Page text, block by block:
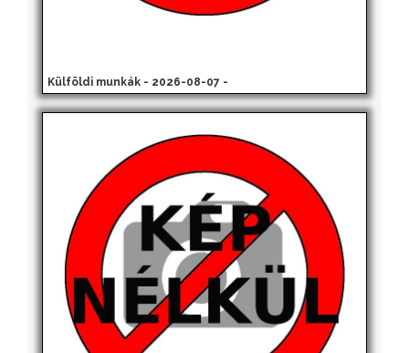
Külföldi munkák - 2026-08-07 -